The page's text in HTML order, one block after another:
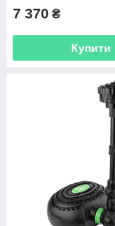
7 370 ₴
Купити